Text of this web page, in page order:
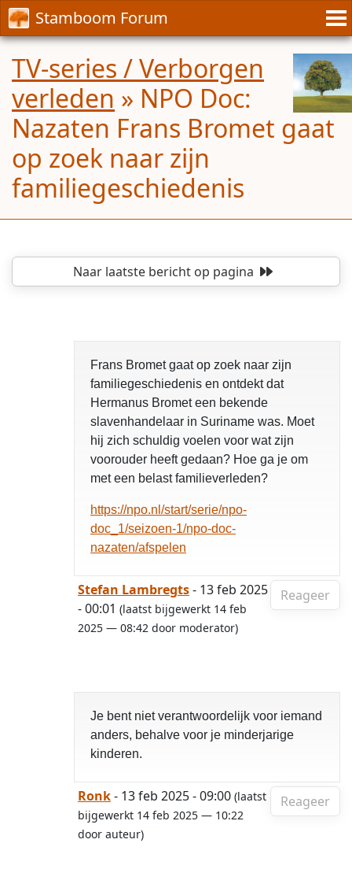
Stamboom Forum
TV-series / Verborgen
verleden » NPO Doc:
Nazaten Frans Bromet gaat
op zoek naar zijn
familiegeschiedenis
Naar laatste berichtop pagina
Frans Bromet gaat op zoek naar zijn
familiegeschiedenis en ontdekt dat
Hermanus Bromet een bekende
slavenhandelaar in Suriname was. Moet
hij zich schuldig voelen voor wat zijn
voorouder heeft gedaan? Hoe ga je om
met een belast familieverleden?
https://npo.nl/start/serie/npo-
doc_1/seizoen-1/npo-doc-
nazaten/afspelen
Reageer
Stefan Lambregts- 13 feb 2025
- 00:01 (laatst bijgewerkt 14 feb
2025 — 08:42 door moderator)
Je bent niet verantwoordelijk voor iemand
anders, behalve voor je minderjarige
kinderen.
Reageer
Ronk- 13 feb 2025 - 09:00 (laatst
bijgewerkt 14 feb 2025 — 10:22
door auteur)